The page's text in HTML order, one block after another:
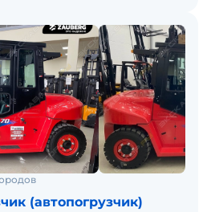
(автопогрузчик)